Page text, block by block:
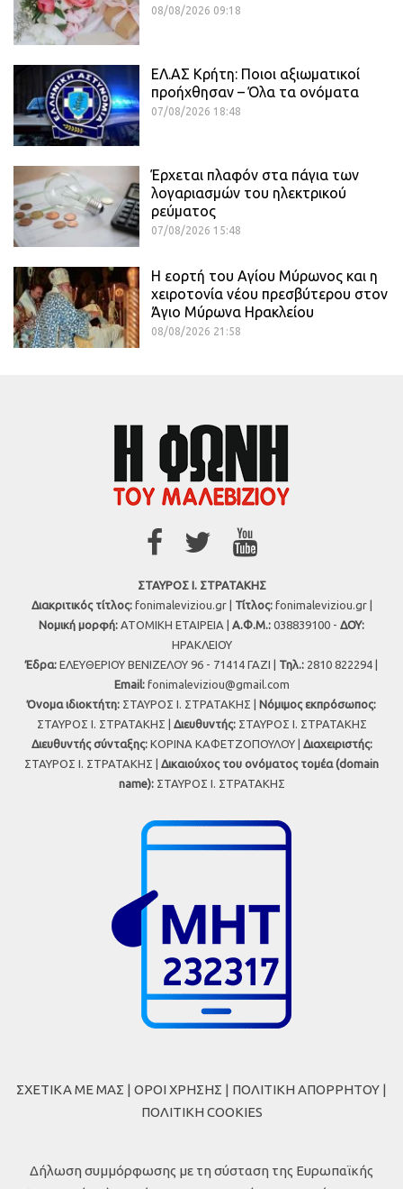
08/08/2026 09:18
ΕΛ.ΑΣ Κρήτη: Ποιοι αξιωματικοί
προήχθησαν – Όλα τα ονόματα
07/08/2026 18:48
Έρχεται πλαφόν στα πάγια των
λογαριασμών του ηλεκτρικού
ρεύματος
07/08/2026 15:48
Η εορτή του Αγίου Μύρωνος και η
χειροτονία νέου πρεσβύτερου στον
Άγιο Μύρωνα Ηρακλείου
08/08/2026 21:58
ΣΤΑΥΡΟΣ Ι. ΣΤΡΑΤΑΚΗΣ
Διακριτικός τίτλος:fonimaleviziou.gr | Τίτλος:fonimaleviziou.gr |
Νομική μορφή: ΑΤΟΜΙΚΗ ΕΤΑΙΡΕΙΑ | Α.Φ.Μ.: 038839100 - ΔΟΥ:
ΗΡΑΚΛΕΙΟΥ
Έδρα: ΕΛΕΥΘΕΡΙΟΥ ΒΕΝΙΖΕΛΟΥ 96 - 71414 ΓΑΖΙ | Τηλ.: 2810 822294 |
Εmail: fonimaleviziou@gmail.com
Όνομα ιδιοκτήτη: ΣΤΑΥΡΟΣ Ι. ΣΤΡΑΤΑΚΗΣ | Νόμιμος εκπρόσωπος:
ΣΤΑΥΡΟΣ Ι. ΣΤΡΑΤΑΚΗΣ | Διευθυντής:ΣΤΑΥΡΟΣ Ι. ΣΤΡΑΤΑΚΗΣ
Διευθυντής σύνταξης:ΚΟΡΙΝΑ ΚΑΦΕΤΖΟΠΟΥΛΟΥ | Διαχειριστής:
ΣΤΑΥΡΟΣ Ι. ΣΤΡΑΤΑΚΗΣ | Δικαιούχος του ονόματος τομέα (domain
name):ΣΤΑΥΡΟΣ Ι. ΣΤΡΑΤΑΚΗΣ
ΣΧΕΤΙΚΑ ΜΕ ΜΑΣ | ΟΡΟΙ ΧΡΗΣΗΣ | ΠΟΛΙΤΙΚΗ ΑΠΟΡΡΗΤΟΥ |
ΠΟΛΙΤΙΚΗ COOKIES
Δήλωση συμμόρφωσης με τη σύσταση της Ευρωπαϊκής